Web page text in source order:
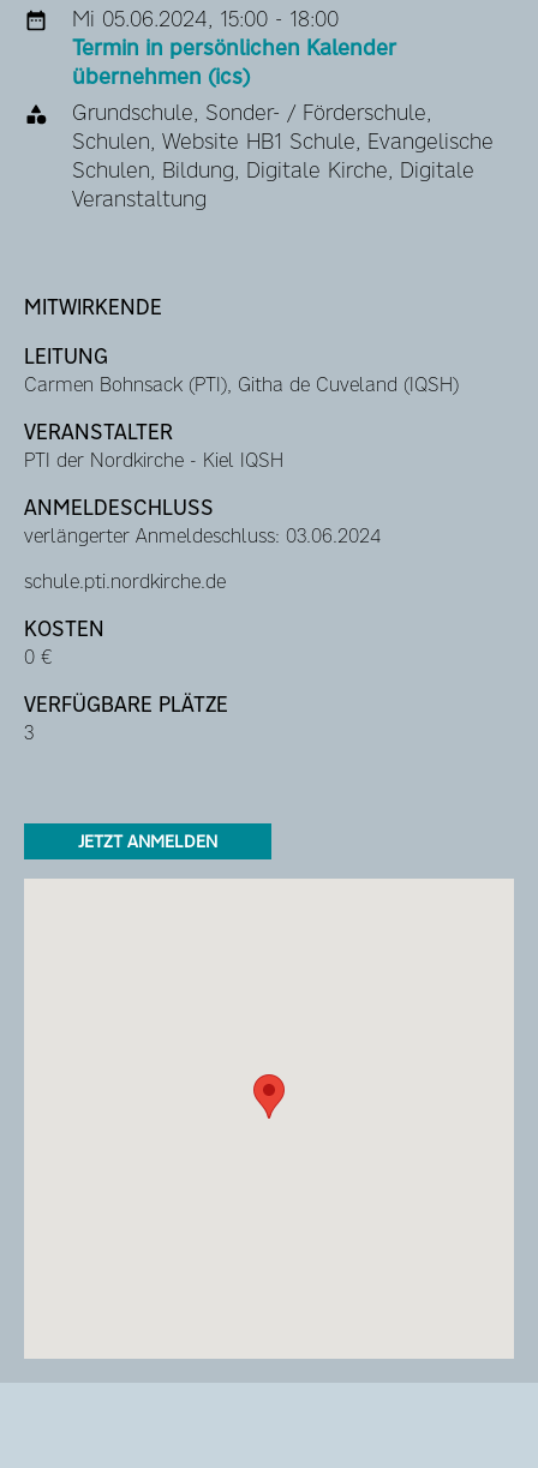
Mi 05.06.2024, 15:00 - 18:00
Termin in persönlichen Kalender
übernehmen (ics)
Grundschule, Sonder- / Förderschule,
Schulen, Website HB1 Schule, Evangelische
Schulen, Bildung, Digitale Kirche, Digitale
Veranstaltung
MITWIRKENDE
LEITUNG
Carmen Bohnsack (PTI), Githa de Cuveland (IQSH)
VERANSTALTER
PTI der Nordkirche - Kiel IQSH
ANMELDESCHLUSS
verlängerter Anmeldeschluss: 03.06.2024
schule.pti.nordkirche.de
KOSTEN
0 €
VERFÜGBARE PLÄTZE
3
JETZT ANMELDEN